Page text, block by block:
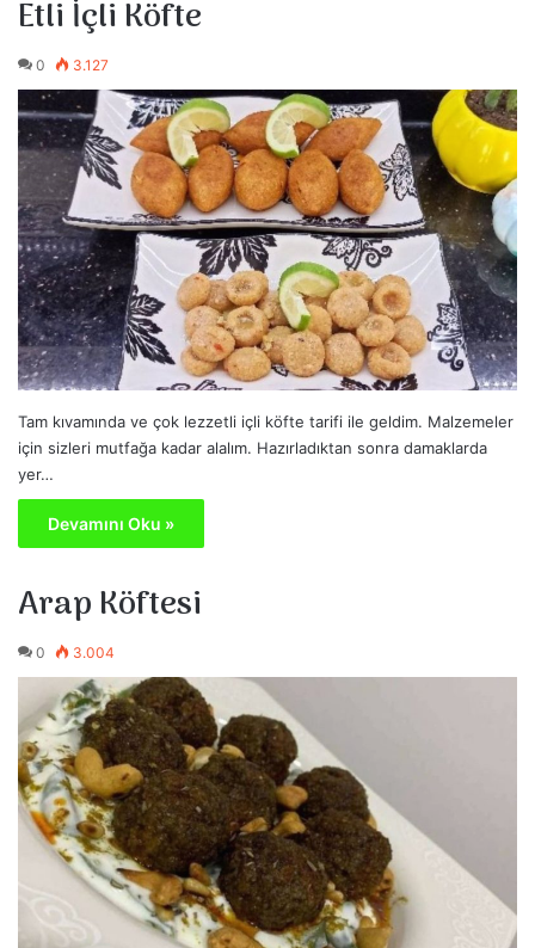
Etli İçli Köfte
0 3.127
Tam kıvamında ve çok lezzetli içli köfte tarifi ile geldim. Malzemeler
için sizleri mutfağa kadar alalım. Hazırladıktan sonra damaklarda
yer…
Devamını Oku »
Arap Köftesi
0 3.004